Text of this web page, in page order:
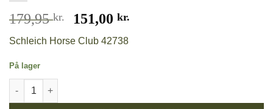
179,95kr.
Den
pris
151,00kr.
Schleich Horse Club 42738
På lager
Paso Peruano hestesæt antal